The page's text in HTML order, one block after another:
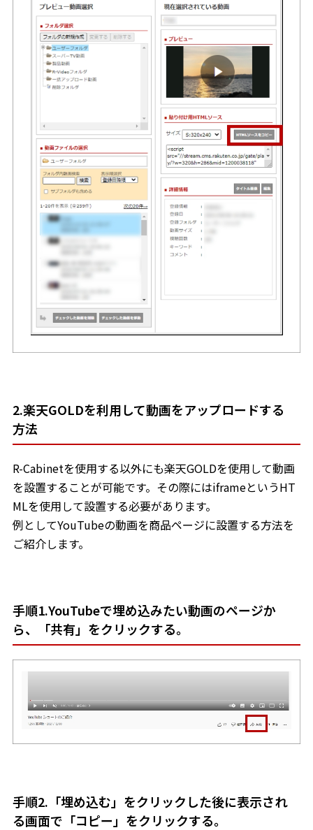
2.楽天GOLDを利用して動画をアップロードする
方法
R-Cabinetを使用する以外にも楽天GOLDを使用して動画
を設置することが可能です。その際にはiframeというHT
MLを使用して設置する必要があります。
例としてYouTubeの動画を商品ページに設置する方法を
ご紹介します。
手順1.YouTubeで埋め込みたい動画のページか
ら、「共有」をクリックする。
手順2.「埋め込む」をクリックした後に表示され
る画面で「コピー」をクリックする。